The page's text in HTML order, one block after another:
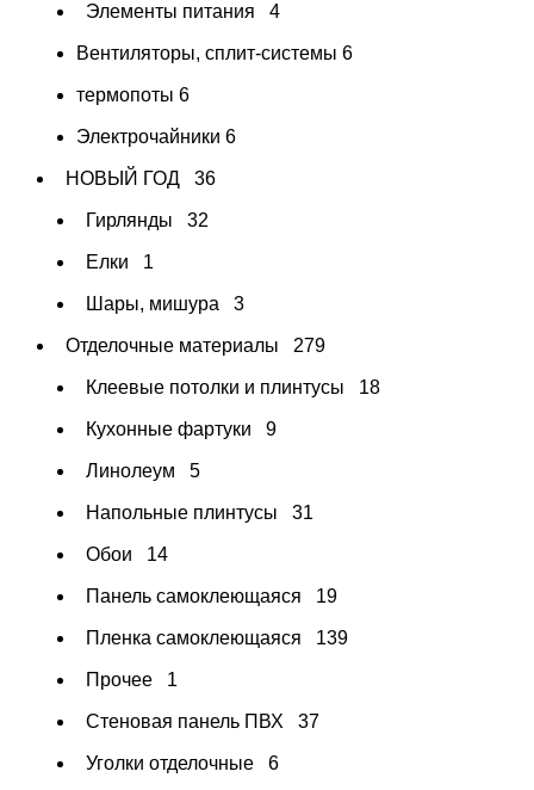
Элементы питания 4
Вентиляторы, сплит-системы 6
термопоты 6
Электрочайники 6
НОВЫЙ ГОД 36
Гирлянды 32
Елки 1
Шары, мишура 3
Отделочные материалы 279
Клеевые потолки и плинтусы 18
Кухонные фартуки 9
Линолеум 5
Напольные плинтусы 31
Обои 14
Панель самоклеющаяся 19
Пленка самоклеющаяся 139
Прочее 1
Стеновая панель ПВХ 37
Уголки отделочные 6